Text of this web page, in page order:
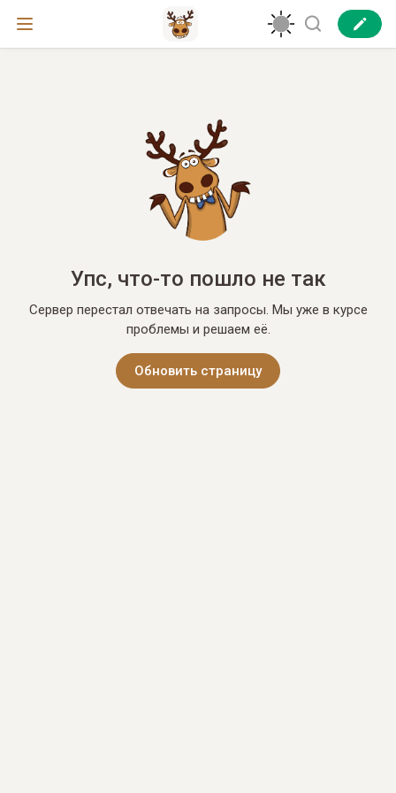
Упс, что-то пошло не так
Сервер перестал отвечать на запросы. Мы уже в курсе
проблемы и решаем её.
Обновить страницу